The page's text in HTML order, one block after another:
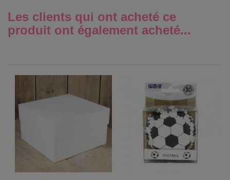
Les clients qui ont acheté ce
produit ont également acheté...